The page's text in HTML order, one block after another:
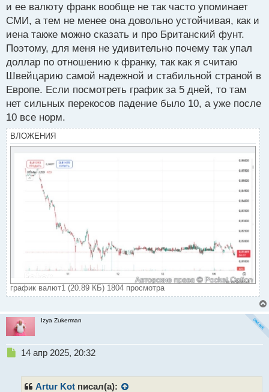
ч
и
т
а
н
н
ы
й
п
о
с
т
и ее валюту франк вообще не так часто упоминает
СМИ, а тем не менее она довольно устойчивая, как и
иена также можно сказать и про Британский фунт.
Поэтому, для меня не удивительно почему так упал
доллар по отношению к франку, так как я считаю
Швейцарию самой надежной и стабильной страной в
Европе. Если посмотреть график за 5 дней, то там
нет сильных перекосов падение было 10, а уже после
10 все норм.
ВЛОЖЕНИЯ
график валют1 (20.89 КБ) 1804 просмотра
Izya Zukerman
Н14 апр 2025, 20:32
Artur Kot писал(а):